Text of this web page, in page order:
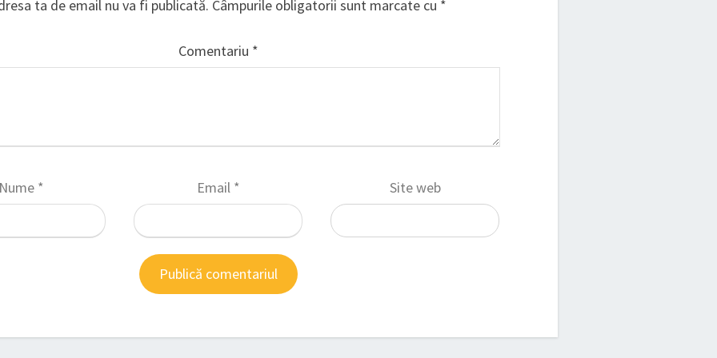
ta de email nu va fi publicată. Câmpurile obligatorii sunt marcate cu *
Comentariu *
* Email * Site web